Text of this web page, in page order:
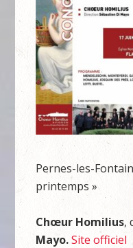
Pernes-les-
printemps »
Chœur Homilius,
Mayo.Site officiel